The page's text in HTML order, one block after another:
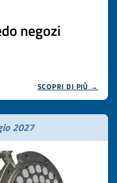
negozi
SCOPRI DI PIÙ →
2027